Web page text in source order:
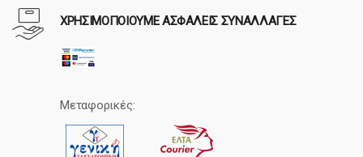
ΧΡΗΣΙΜΟΠΟΙΟΥΜΕ ΑΣΦΑΛΕΙΣ ΣΥΝΑΛΛΑΓΕΣ
Μεταφορικές: